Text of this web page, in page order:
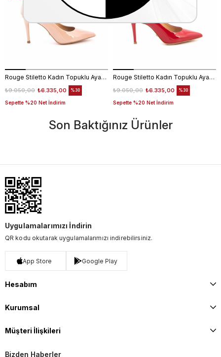
Rouge Stiletto Kadın Topuklu Ayakkabı 4924-02V8
₺6.335,00
₺9.050,00
Sepette %20 Net İndirim
%30
Rouge Stiletto Kadın Topuklu Ayakkabı 4924-02V8
₺6.335,00
₺9.050,00
Sepette %20 Net İndirim
%30
Son Baktığınız Ürünler
Uygulamalarımızı İndirin
QR kodu okutarak uygulamalarımızı indirebilirsiniz.
App Store Google Play
Hesabım
Kurumsal
Müşteri İlişkileri
Bizden Haberler